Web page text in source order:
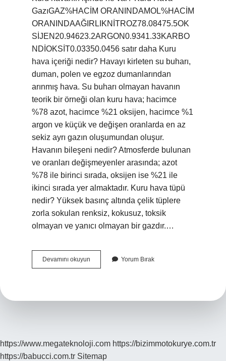
GazıGAZ%HACİM ORANINDAMOL%HACİM
ORANINDAAĞIRLIKNİTROZ78.08475.5OK
SİJEN20.94623.2ARGON0.9341.33KARBO
NDİOKSİT0.03350.0456 satır daha Kuru
hava içeriği nedir? Havayı kirleten su buharı,
duman, polen ve egzoz dumanlarından
arınmış hava. Su buharı olmayan havanın
teorik bir örneği olan kuru hava; hacimce
%78 azot, hacimce %21 oksijen, hacimce %1
argon ve küçük ve değişen oranlarda en az
sekiz ayrı gazın oluşumundan oluşur.
Havanın bileşeni nedir? Atmosferde bulunan
ve oranları değişmeyenler arasında; azot
%78 ile birinci sırada, oksijen ise %21 ile
ikinci sırada yer almaktadır. Kuru hava tüpü
nedir? Yüksek basınç altında çelik tüplere
zorla sokulan renksiz, kokusuz, toksik
olmayan ve yanıcı olmayan bir gazdır.…
Devamını okuyun
Havanın
Yorum Bırak
https://www.megateknoloji.com https://bizimmotokurye.com.tr
https://babucci.com.tr Sitemap